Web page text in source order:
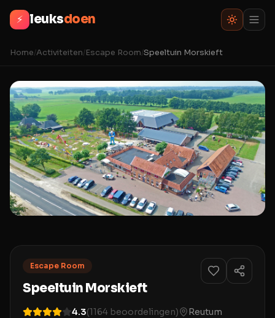
⚡ leuksdoen
Home/Activiteiten/Escape Room/Speeltuin Morskieft
Escape Room
Speeltuin Morskieft
4.3(1164 beoordelingen)
Reutum